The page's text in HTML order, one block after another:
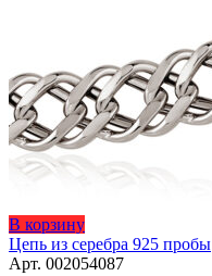
В корзинуЭтот
товар
имеет
Цепь из серебра 925 пробы
Арт. 002054087